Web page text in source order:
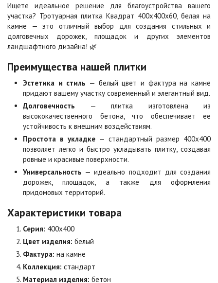
Каир
Цена по запросу
Кармен
Цена по запросу
Клинкер
Коричневая Красная
Листопад
Цена по запросу
Меланж
Цена по запросу
Мокко
Цена по запросу
Неаполь
Цена по запросу
Оранжевая
Цена по запросу
Особая серия
Цена по запросу
Ищете идеальное решение для благоустройства вашего
участка? Тротуарная плитка Квадрат 400х400х60, белая на
камне — это отличный выбор для создания стильных и
долговечных дорожек, площадок и других элементов
ландшафтного дизайна! 🌿
Преимущества нашей плитки
Эстетика и стиль — белый цвет и фактура на камне
придают вашему участку современный и элегантный вид.
Долговечность — плитка изготовлена из
высококачественного бетона, что обеспечивает ее
устойчивость к внешним воздействиям.
Простота в укладке — стандартный размер 400х400
позволяет легко и быстро укладывать плитку, создавая
ровные и красивые поверхности.
Универсальность — идеально подходит для создания
дорожек, площадок, а также для оформления
придомовых территорий.
Характеристики товара
Серия: 400х400
Цвет изделия: белый
Фактура: на камне
Коллекция: стандарт
Материал изделия: бетон